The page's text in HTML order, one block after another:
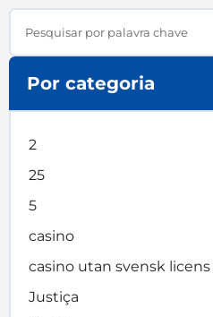
Search
Por categoria
2
25
5
casino
casino utan svensk licens
Justiça